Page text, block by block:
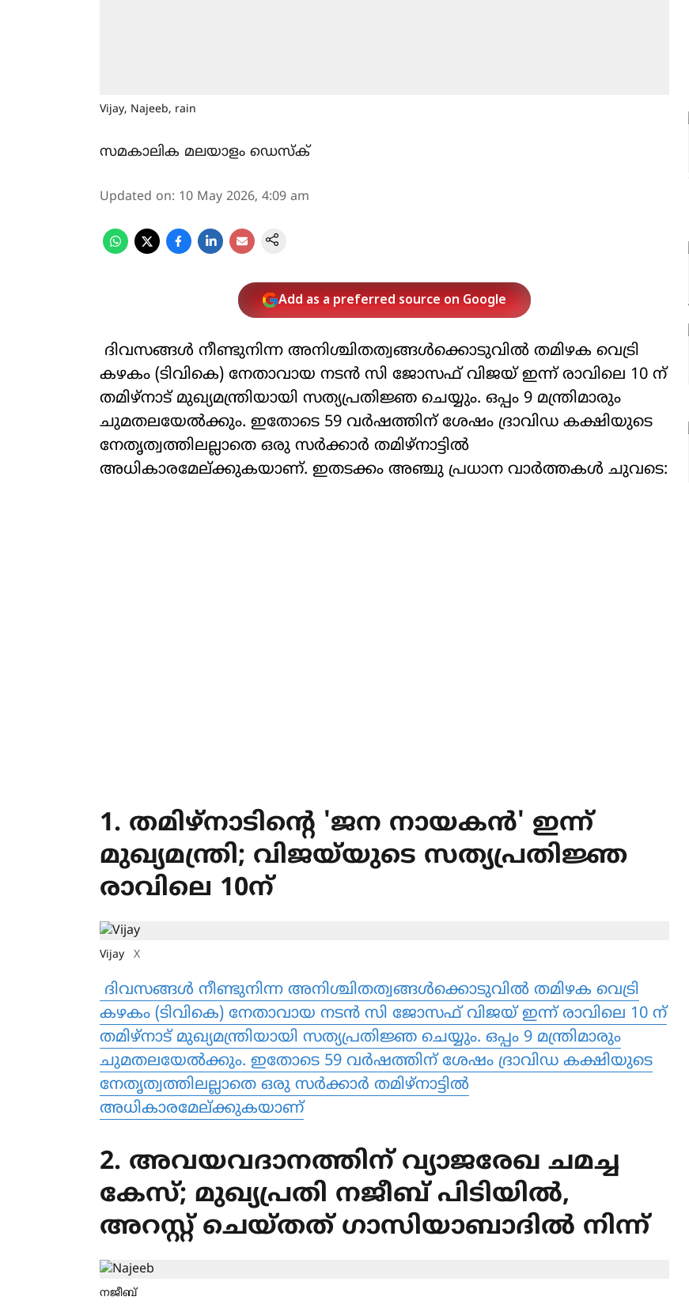
Vijay, Najeeb, rain
സമകാലിക മലയാളം ഡെസ്ക്
Updated on: 10 May 2026, 4:09 am
Add as a preferred source on Google
ദിവസങ്ങൾ നീണ്ടുനിന്ന അനിശ്ചിതത്വങ്ങൾക്കൊടുവിൽ തമിഴക വെട്രി
കഴകം (ടിവികെ) നേതാവായ നടൻ സി ജോസഫ് വിജയ് ഇന്ന് രാവിലെ 10 ന്
തമിഴ്നാട് മുഖ്യമന്ത്രിയായി സത്യപ്രതിജ്ഞ ചെയ്യും. ഒപ്പം 9 മന്ത്രിമാരും
ചുമതലയേൽക്കും. ഇതോടെ 59 വർഷത്തിന് ശേഷം ദ്രാവിഡ കക്ഷിയുടെ
നേതൃത്വത്തിലല്ലാതെ ഒരു സർക്കാർ തമിഴ്നാട്ടിൽ
അധികാരമേല്ക്കുകയാണ്. ഇതടക്കം അഞ്ചു പ്രധാന വാർത്തകൾ ചുവടെ:
1. തമിഴ്നാടിന്റെ 'ജന നായകൻ' ഇന്ന്
മുഖ്യമന്ത്രി; വിജയ്‌യുടെ സത്യപ്രതിജ്ഞ
രാവിലെ 10ന്
Vijay X
ദിവസങ്ങൾ നീണ്ടുനിന്ന അനിശ്ചിതത്വങ്ങൾക്കൊടുവിൽ തമിഴക വെട്രി
കഴകം (ടിവികെ) നേതാവായ നടൻ സി ജോസഫ് വിജയ് ഇന്ന് രാവിലെ 10 ന്
തമിഴ്നാട് മുഖ്യമന്ത്രിയായി സത്യപ്രതിജ്ഞ ചെയ്യും. ഒപ്പം 9 മന്ത്രിമാരും
ചുമതലയേൽക്കും. ഇതോടെ 59 വർഷത്തിന് ശേഷം ദ്രാവിഡ കക്ഷിയുടെ
നേതൃത്വത്തിലല്ലാതെ ഒരു സർക്കാർ തമിഴ്നാട്ടിൽ
അധികാരമേല്ക്കുകയാണ്
2. അവയവദാനത്തിന് വ്യാജരേഖ ചമച്ച
കേസ്; മുഖ്യപ്രതി നജീബ് പിടിയില്‍,
അറസ്റ്റ് ചെയ്തത് ഗാസിയാബാദില്‍ നിന്ന്
നജീബ്